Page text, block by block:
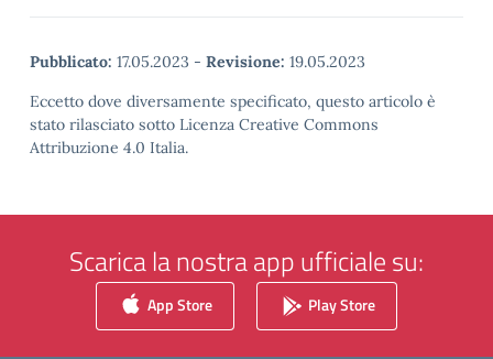
Pubblicato: 17.05.2023 - Revisione: 19.05.2023
Eccetto dove diversamente specificato, questo articolo è
stato rilasciato sotto Licenza Creative Commons
Attribuzione 4.0 Italia.
Scarica la nostra app ufficiale su:
App Store Play Store